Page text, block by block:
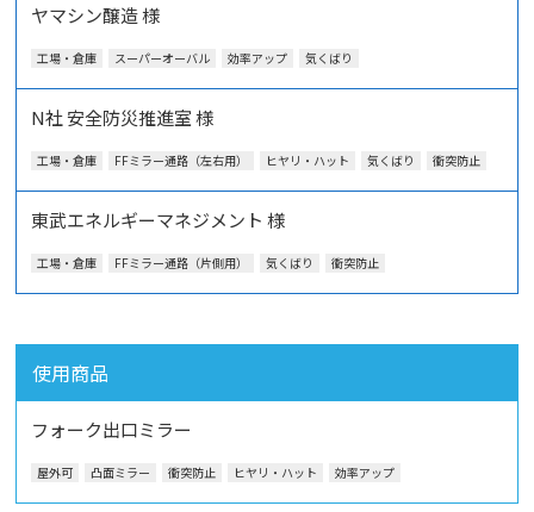
ヤマシン醸造 様
工場・倉庫 スーパーオーバル 効率アップ 気くばり
N社 安全防災推進室 様
工場・倉庫 FFミラー通路（左右用） ヒヤリ・ハット 気くばり 衝突防止
東武エネルギーマネジメント 様
工場・倉庫 FFミラー通路（片側用） 気くばり 衝突防止
使用商品
フォーク出口ミラー
屋外可 凸面ミラー 衝突防止 ヒヤリ・ハット 効率アップ